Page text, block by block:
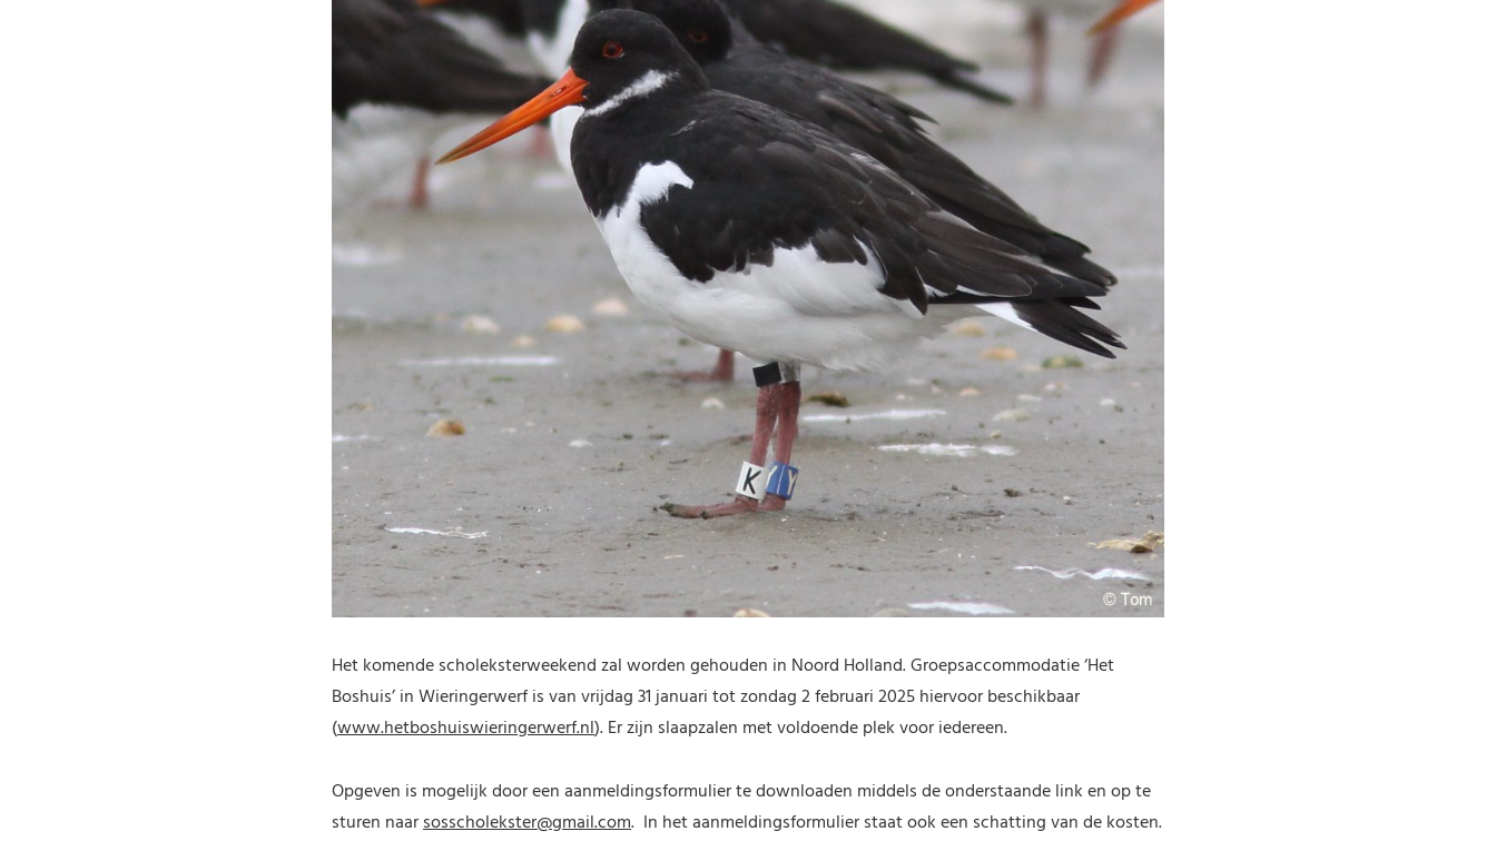
Het komende scholeksterweekend zal worden gehouden in Noord Holland. Groepsaccommodatie ‘Het
Boshuis’ in Wieringerwerf is van vrijdag 31 januari tot zondag 2 februari 2025 hiervoor beschikbaar
(www.hetboshuiswieringerwerf.nl). Er zijn slaapzalen met voldoende plek voor iedereen.
Opgeven is mogelijk door een aanmeldingsformulier te downloaden middels de onderstaande link en op te
sturen naarsosscholekster@gmail.com. In het aanmeldingsformulier staat ook een schatting van de kosten.